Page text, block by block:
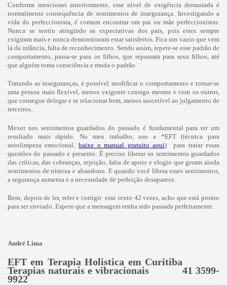
Conforme mencionei anteriormente, esse nível de exigência demasiada é
normalmente consequência de sentimentos de insegurança. Investigando a
vida do perfeccionista, é comum encontrar um pai ou mãe perfeccionistas.
Nunca se sentiu atingindo as expectativas dos pais, pois estes sempre
exigiram mais e nunca demonstraram estar satisfeitos. Fica um vazio que vem
lá da infância, falta de reconhecimento. Sendo assim, repete-se esse padrão de
comportamento, passa-se para os filhos, que repassam para seus filhos, até
que alguém toma consciência e muda o padrão.
Tratando as inseguranças, é possível modificar o comportamento e tornar-se
uma pessoa mais flexível, menos exigente consigo mesmo e com os outros,
que consegue delegar e se relacionar bem, menos suscetível ao julgamento de
terceiros.
Mexer nos sentimentos guardados do passado é fundamental para ter um
resultado mais rápido. No meu trabalho, uso a *EFT (técnica para
autolimpeza emocional, baixe o manual gratuito aqui) para tratar essas
questões do passado e presente. É preciso liberar os sentimentos guardados
das críticas, das cobranças, rejeição, falta de apoio e elogio que geram ainda
sentimentos de tristeza e abandono. E quando você libera esses sentimentos,
a segurança aumenta e a necessidade de perfeição desaparece.
Bem, depois de ler, reler e corrigir esse texto 42 vezes, acho que está pronto
para ser enviado. Espero que a mensagem tenha sido passada perfeitamente.
André Lima
EFT em Terapia Holistica em Curitiba
Terapias naturais e vibracionais 41 3599-
9922